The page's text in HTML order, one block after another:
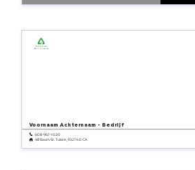
Voornaam Achternaam - Bedrijf
608-967-1020
48 South St. Tulare, 93274.0 CA
Bedrijfsnaam
Bedrijfs tagline